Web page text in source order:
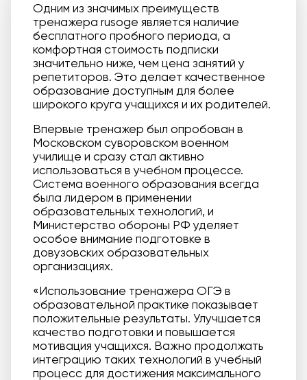
Одним из значимых преимуществ
тренажера rusoge является наличие
бесплатного пробного периода, а
комфортная стоимость подписки
значительно ниже, чем цена занятий у
репетиторов. Это делает качественное
образование доступным для более
широкого круга учащихся и их родителей.
Впервые тренажер был опробован в
Московском суворовском военном
училище и сразу стал активно
использоваться в учебном процессе.
Система военного образования всегда
была лидером в применении
образовательных технологий, и
Министерство обороны РФ уделяет
особое внимание подготовке в
довузовских образовательных
организациях.
«Использование тренажера ОГЭ в
образовательной практике показывает
положительные результаты. Улучшается
качество подготовки и повышается
мотивация учащихся. Важно продолжать
интеграцию таких технологий в учебный
процесс для достижения максимального